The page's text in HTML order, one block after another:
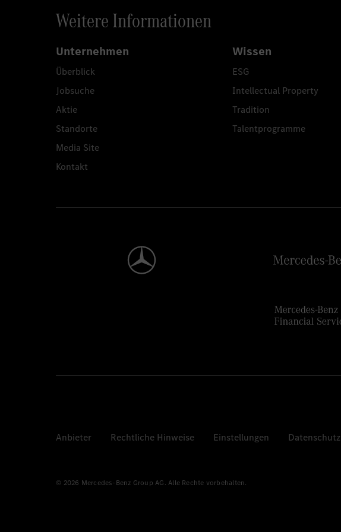
Weitere Informationen
Unternehmen
Überblick
Jobsuche
Aktie
Standorte
Media Site
Kontakt
Wissen
ESG
Intellectual Property
Tradition
Talentprogramme
Anbieter Rechtliche Hinweise Einstellungen Datenschutz
© 2026 Mercedes-Benz Group AG. Alle Rechte vorbehalten.